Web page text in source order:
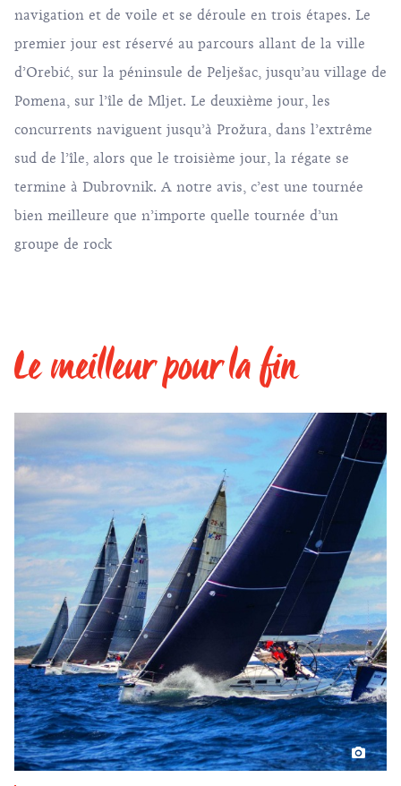
navigation et de voile et se déroule en trois étapes. Le
premier jour est réservé au parcours allant de la ville
d’Orebić, sur la péninsule de Pelješac, jusqu’au village de
Pomena, sur l’île de Mljet. Le deuxième jour, les
concurrents naviguent jusqu’à Prožura, dans l’extrême
sud de l’île, alors que le troisième jour, la régate se
termine à Dubrovnik. A notre avis, c’est une tournée
bien meilleure que n’importe quelle tournée d’un
groupe de rock
Le meilleur pour la fin